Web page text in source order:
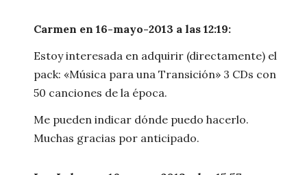
Carmen en 16-mayo-2013 a las 12:19:
Estoy interesada en adquirir (directamente) el
pack: «Música para una Transición» 3 CDs con
50 canciones de la época.
Me pueden indicar dónde puedo hacerlo.
Muchas gracias por anticipado.